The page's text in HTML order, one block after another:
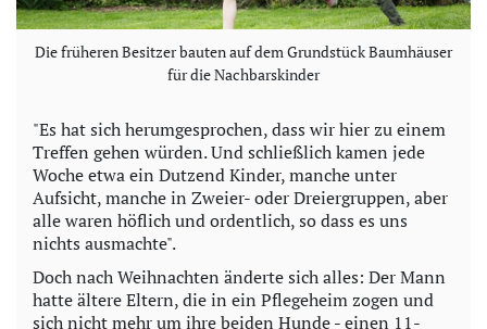
Die früheren Besitzer bauten auf dem Grundstück Baumhäuser
für die Nachbarskinder
"Es hat sich herumgesprochen, dass wir hier zu einem
Treffen gehen würden. Und schließlich kamen jede
Woche etwa ein Dutzend Kinder, manche unter
Aufsicht, manche in Zweier- oder Dreiergruppen, aber
alle waren höflich und ordentlich, so dass es uns
nichts ausmachte".
Doch nach Weihnachten änderte sich alles: Der Mann
hatte ältere Eltern, die in ein Pflegeheim zogen und
sich nicht mehr um ihre beiden Hunde - einen 11-